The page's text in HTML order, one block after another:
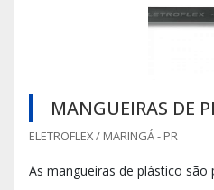
MANGUEIRAS DE
ELETROFLEX / MARINGÁ - PR
As mangueiras de plástico